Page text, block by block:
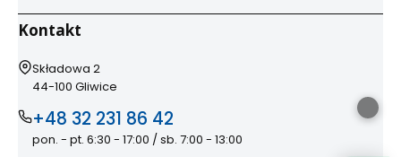
Kontakt
Adres:
Składowa 2
44-100 Gliwice
+48 32 231 86 42
pon. - pt. 6:30 - 17:00 / sb. 7:00 - 13:00